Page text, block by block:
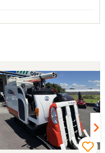
い方を購入予定でした。
ったとの事でしたので、5
て頂きました。 引き取り
出品画像と違い確認した
。 出品者に問い合わせま
入した者が引き取り済み
との事。 では先の安い方
ましたが、「難しい」と
て、使用に難が有る事を
代金で妥協する事になり
間違えて管理番号を貼り付
たが、とても残念な気持